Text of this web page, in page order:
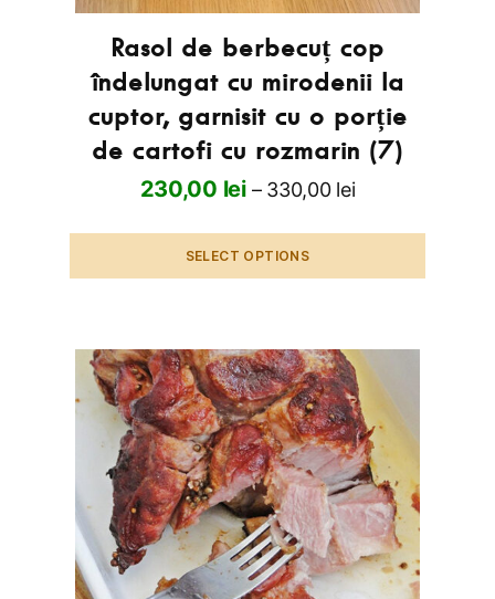
Rasol de berbecuț cop
îndelungat cu mirodenii la
cuptor, garnisit cu o porție
de cartofi cu rozmarin (7)
230,00 lei– 330,00 lei
SELECT OPTIONS